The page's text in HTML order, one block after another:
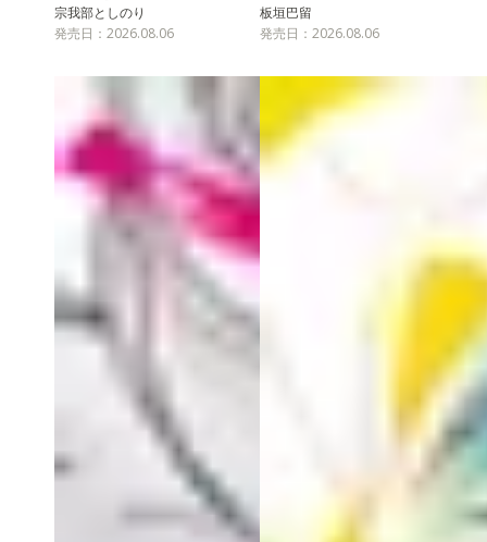
宗我部としのり
発売日：2026.08.06
板垣巴留
発売日：2026.08.06